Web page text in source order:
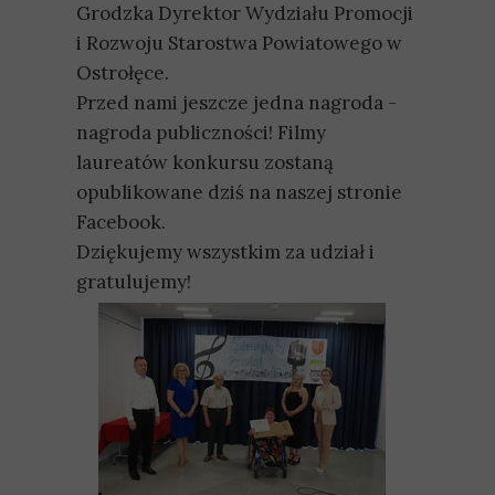
Grodzka Dyrektor Wydziału Promocji
i Rozwoju Starostwa Powiatowego w
Ostrołęce.
Przed nami jeszcze jedna nagroda -
nagroda publiczności! Filmy
laureatów konkursu zostaną
opublikowane dziś na naszej stronie
Facebook.
Dziękujemy wszystkim za udział i
gratulujemy!